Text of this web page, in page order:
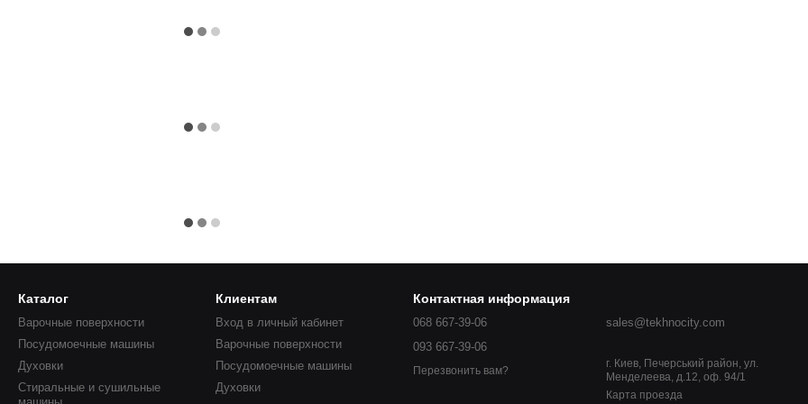
Каталог
Варочные поверхности
Посудомоечные машины
Духовки
Стиральные и сушильные
Клиентам
Вход в личный кабинет
Варочные поверхности
Посудомоечные машины
Духовки
Контактная информация
068 667-39-06
093 667-39-06
Перезвонить вам?
sales@tekhnocity.com
г. Киев, Печерський район, ул.
Менделеева, д.12, оф. 94/1
Карта проезда